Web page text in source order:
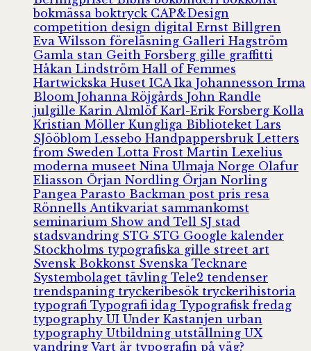
bokmässaboktryck CAP&Design
competition design digital Ernst Billgren
Eva Wilsson föreläsning Galleri Hagström
Gamla stan Geith Forsberg gille graffitti
Håkan Lindström Hall of Femmes
Hartwickska Huset ICA Ika Johannesson Irma
Bloom Johanna Röjgårds John Randle
julgille Karin Almlöf Karl-Erik Forsberg Kolla
Kristian Möller Kungliga Biblioteket Lars
SJööblom Lessebo Handpappersbruk Letters
from Sweden Lotta Frost Martin Lexelius
moderna museet Nina Ulmaja Norge Olafur
Eliasson Örjan Nordling Örjan Norling
Pangea Parasto Backman post pris resa
Rönnells Antikvariat sammankomst
seminarium Show and Tell SJ stad
stadsvandring STG STG Google kalender
Stockholms typografiska gille street art
Svensk Bokkonst Svenska Tecknare
Systembolaget tävling Tele2 tendenser
trendspaning tryckeribesök tryckerihistoria
typografi Typografi idag Typografisk fredag
typography UI Under Kastanjen urban
typography Utbildning utställning UX
vandring Vart är typografin på väg?